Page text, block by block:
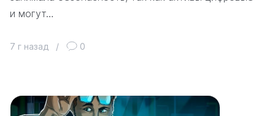
и могут…
7 г назад / 0